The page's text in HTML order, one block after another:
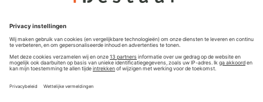
Privacyinstellingen